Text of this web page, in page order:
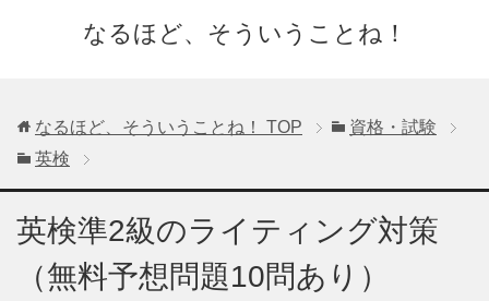
なるほど、そういうことね！
なるほど、そういうことね！ TOP
資格・試験
英検
英検準2級のライティング対策
（無料予想問題10問あり）